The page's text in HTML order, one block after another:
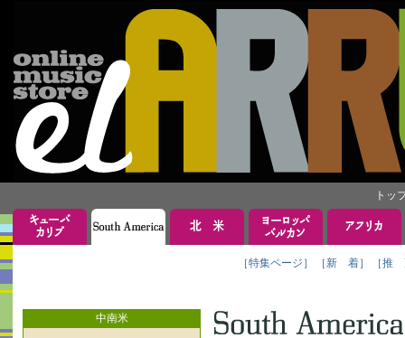
トッ
［特集ページ］ ［新 着］ ［推
中南米